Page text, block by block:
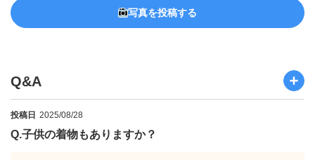
写真を投稿する
Q&A
投稿日 2025/08/28
Q.子供の着物もありますか？